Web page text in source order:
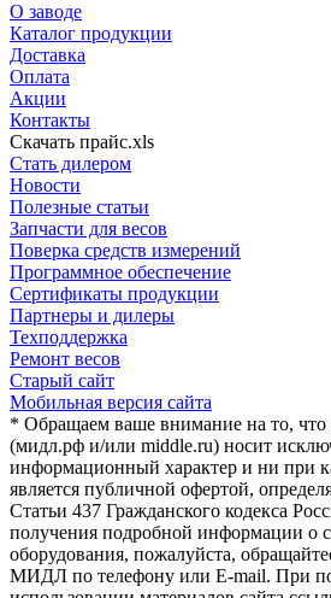
О заводе
Каталог продукции
Доставка
Оплата
Акции
Контакты
Скачать прайс.xls
Стать дилером
Новости
Полезные статьи
Запчасти для весов
Поверка средств измерений
Программное обеспечение
Сертификаты продукции
Партнеры и дилеры
Техподдержка
Ремонт весов
Старый сайт
Мобильная версия сайта
* Обращаем ваше внимание на то,
(мидл.рф и/или middle.ru) носит
информационный характер и ни при
является публичной офертой,
Статьи 437 Гражданского кодекса
получения подробной информации о
оборудования, пожалуйста,
МИДЛ по телефону или E-mail. При